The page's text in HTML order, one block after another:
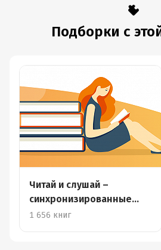
Подборки с
Читай и слушай –
синхронизированные
книги
1 656 книг